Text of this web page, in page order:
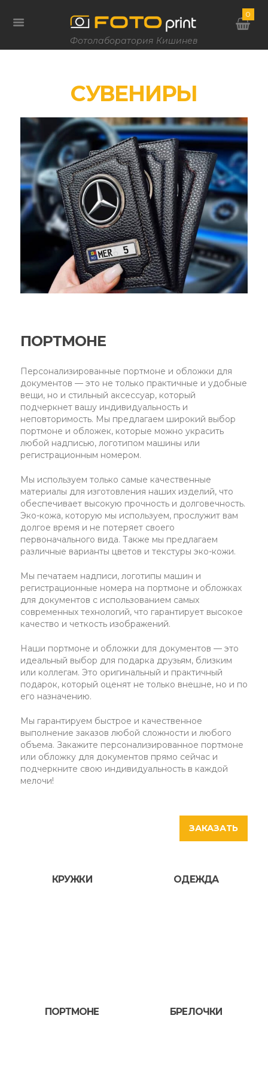
Фотолаборатория Кишинев
0
СУВЕНИРЫ
ПОРТМОНЕ
Персонализированные портмоне и обложки для
документов — это не только практичные и удобные
вещи, но и стильный аксессуар, который
подчеркнет вашу индивидуальность и
неповторимость. Мы предлагаем широкий выбор
портмоне и обложек, которые можно украсить
любой надписью, логотипом машины или
регистрационным номером.
Мы используем только самые качественные
материалы для изготовления наших изделий, что
обеспечивает высокую прочность и долговечность.
Эко-кожа, которую мы используем, прослужит вам
долгое время и не потеряет своего
первоначального вида. Также мы предлагаем
различные варианты цветов и текстуры эко-кожи.
Мы печатаем надписи, логотипы машин и
регистрационные номера на портмоне и обложках
для документов с использованием самых
современных технологий, что гарантирует высокое
качество и четкость изображений.
Наши портмоне и обложки для документов — это
идеальный выбор для подарка друзьям, близким
или коллегам. Это оригинальный и практичный
подарок, который оценят не только внешне, но и по
его назначению.
Мы гарантируем быстрое и качественное
выполнение заказов любой сложности и любого
объема. Закажите персонализированное портмоне
или обложку для документов прямо сейчас и
подчеркните свою индивидуальность в каждой
мелочи!
ЗАКАЗАТЬ
КРУЖКИ ОДЕЖДА
ПОРТМОНЕ БРЕЛОЧКИ